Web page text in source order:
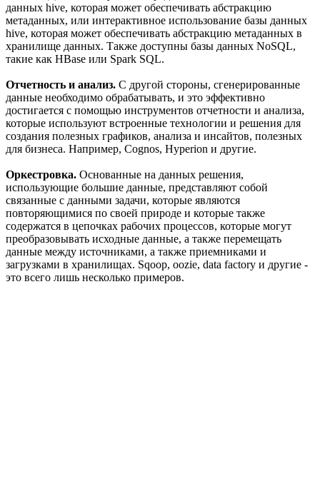
данных hive, которая может обеспечивать абстракцию
метаданных, или интерактивное использование базы данных
hive, которая может обеспечивать абстракцию метаданных в
хранилище данных. Также доступны базы данных NoSQL,
такие как HBase или Spark SQL.
Отчетность и анализ. С другой стороны, сгенерированные
данные необходимо обрабатывать, и это эффективно
достигается с помощью инструментов отчетности и анализа,
которые используют встроенные технологии и решения для
создания полезных графиков, анализа и инсайтов, полезных
для бизнеса. Например, Cognos, Hyperion и другие.
Оркестровка. Основанные на данных решения,
использующие большие данные, представляют собой
связанные с данными задачи, которые являются
повторяющимися по своей природе и которые также
содержатся в цепочках рабочих процессов, которые могут
преобразовывать исходные данные, а также перемещать
данные между источниками, а также приемниками и
загрузками в хранилищах. Sqoop, oozie, data factory и другие -
это всего лишь несколько примеров.